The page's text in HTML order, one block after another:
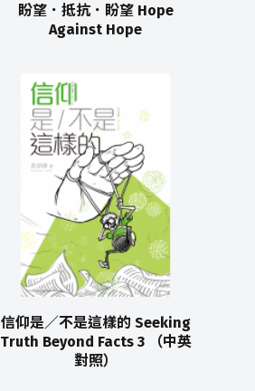
盼望．抵抗．盼望 Hope
Against Hope
信仰是／不是這樣的 Seeking
Truth Beyond Facts 3 （中英
對照）